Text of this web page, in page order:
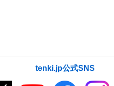
tenki.jp公式SNS